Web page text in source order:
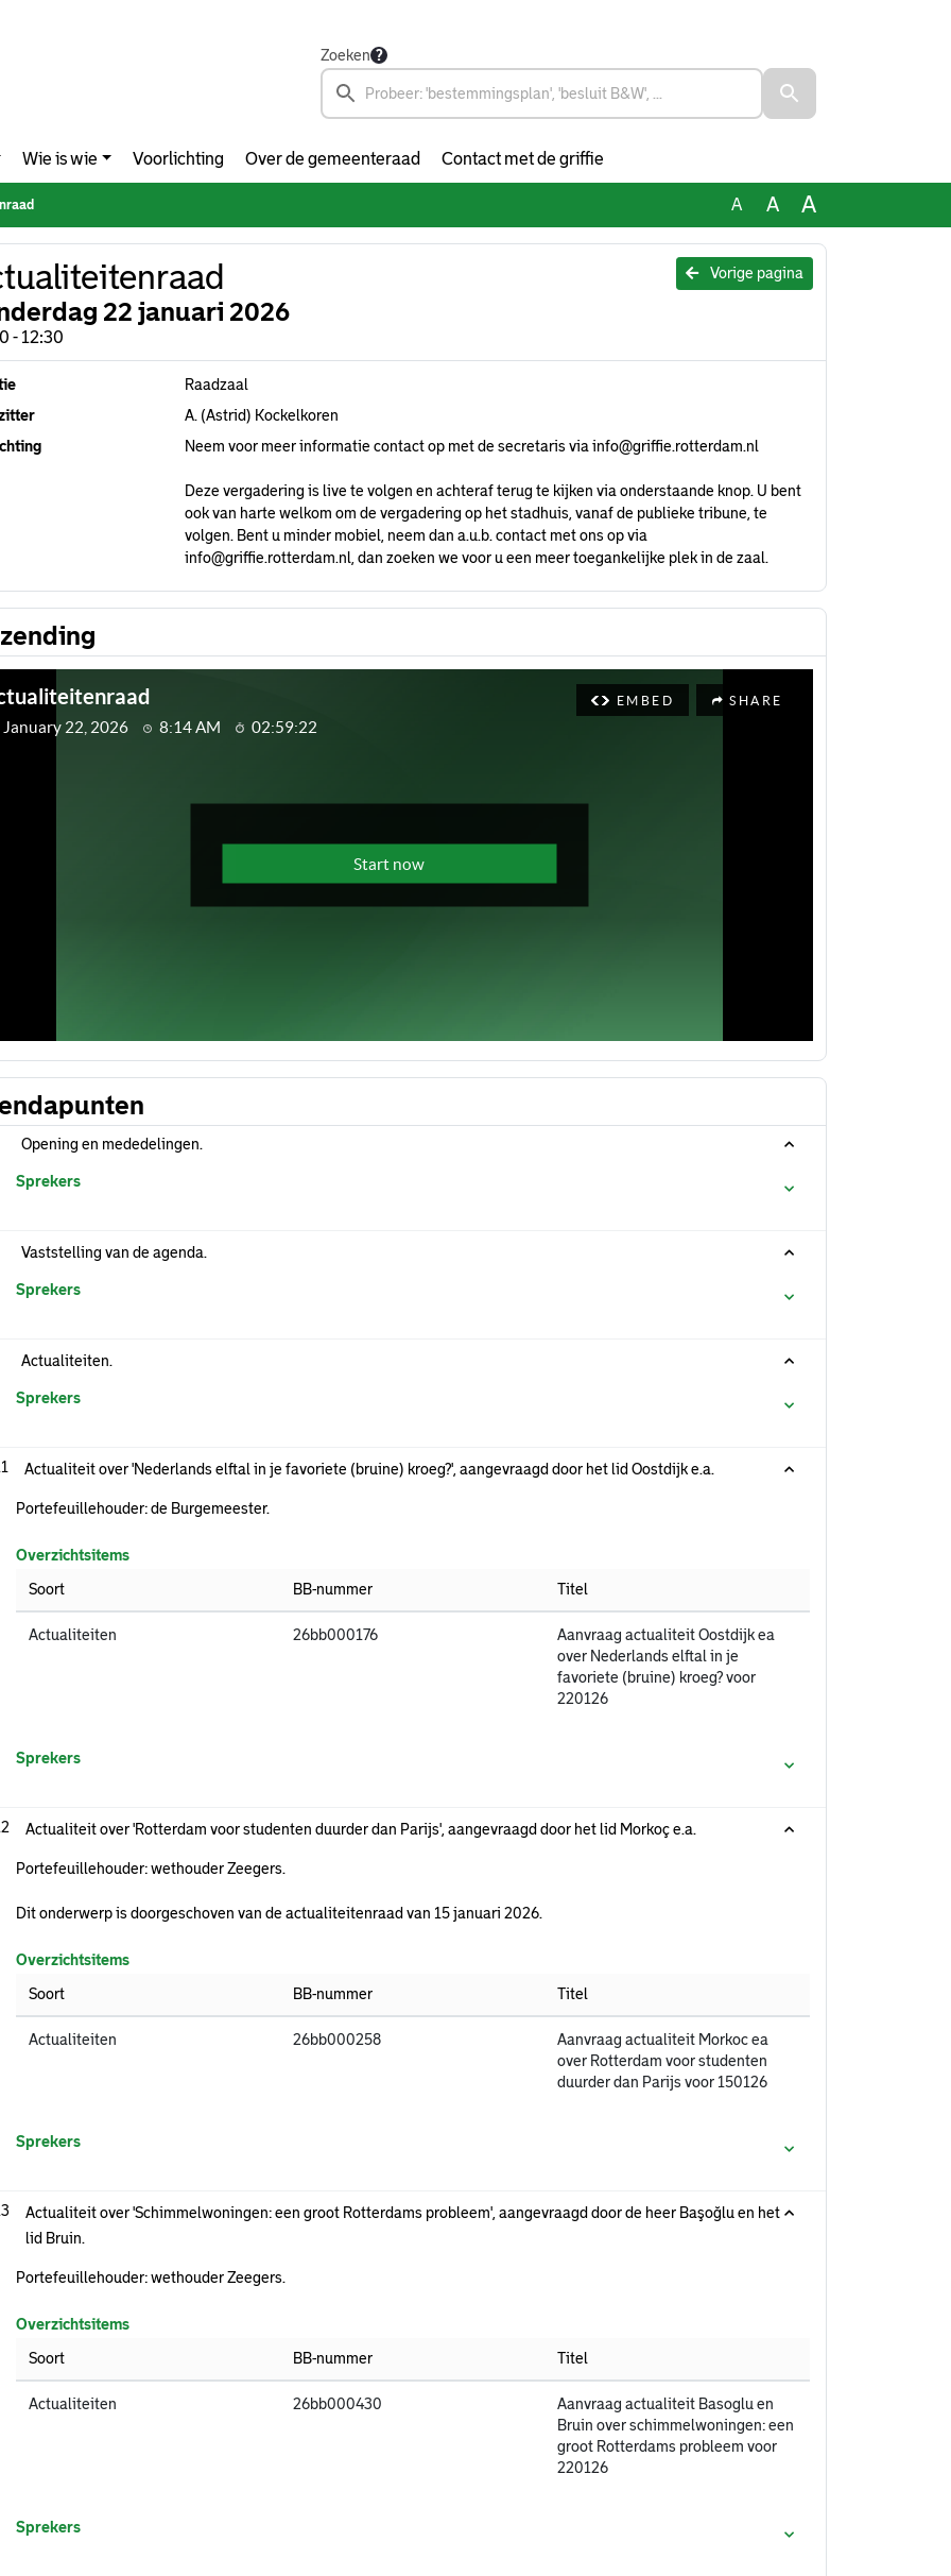
Zoeken
Wie is wie Voorlichting Over de gemeenteraad Contact met de griffie
A A A
Vorige pagina
22 januari 2026
- 12:30
Raadzaal
A. (Astrid) Kockelkoren
Neem voor meer informatie contact op met de secretaris viainfo@griffie.rotterdam.nl
Deze vergadering is live te volgen en achteraf terug te kijken via onderstaande knop. U bent
ook van harte welkom om de vergadering op het stadhuis, vanaf de publieke tribune, te
volgen. Bent u minder mobiel, neem dan a.u.b. contact met ons op via
info@griffie.rotterdam.nl , dan zoeken we voor u een meer toegankelijke plek in de zaal.
Opening en mededelingen.
Sprekers
Vaststelling van de agenda.
Sprekers
Actualiteiten.
Sprekers
Actualiteit over 'Nederlands elftal in je favoriete (bruine) kroeg?', aangevraagd door het lid Oostdijk e.a.
Portefeuillehouder: de Burgemeester.
Overzichtsitems
Soort
BB-nummer Titel
Actualiteiten 26bb000176
Aanvraag actualiteit Oostdijk ea
over Nederlands elftal in je
favoriete (bruine) kroeg? voor
220126
Sprekers
Actualiteit over 'Rotterdam voor studenten duurder dan Parijs', aangevraagd door het lid Morkoç e.a.
Portefeuillehouder: wethouder Zeegers.
Dit onderwerp is doorgeschoven van de actualiteitenraad van 15 januari 2026.
Overzichtsitems
Soort
BB-nummer Titel
Actualiteiten 26bb000258
Aanvraag actualiteit Morkoc ea
over Rotterdam voor studenten
duurder dan Parijs voor 150126
Sprekers
Actualiteit over 'Schimmelwoningen: een groot Rotterdams probleem', aangevraagd door de heer Başoğlu en het
lid Bruin.
Portefeuillehouder: wethouder Zeegers.
Overzichtsitems
Soort
BB-nummer Titel
Actualiteiten 26bb000430
Aanvraag actualiteit Basoglu en
Bruin over schimmelwoningen: een
groot Rotterdams probleem voor
220126
Sprekers